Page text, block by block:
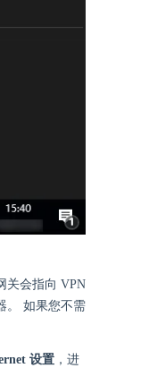
关会指向 VPN
。 如果您不需
设置 ，进